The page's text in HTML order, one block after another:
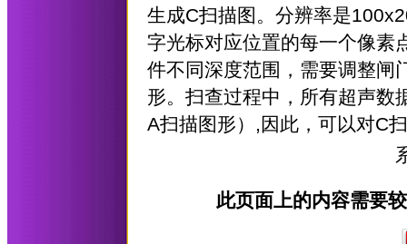
生成C扫描图。分辨率是
字光标对应位置的每一个像素
件不同深度范围，需要调整闸
形。扫查过程中，所有超声数
A扫描图形）,因此，可以对C
此页面上的内容需要